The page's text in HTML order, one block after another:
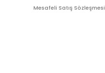
Mesafeli Satış Sözleşmesi